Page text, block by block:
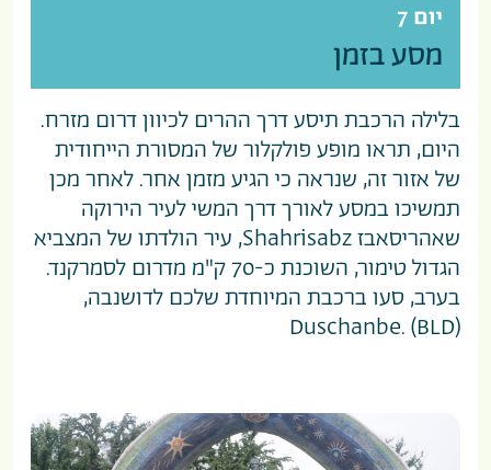
יום 7
מסע בזמן
בלילה הרכבת תיסע דרך ההרים לכיוון דרום מזרח.
היום, תראו מופע פולקלור של המסורת הייחודית
של אזור זה, שנראה כי הגיע מזמן אחר. לאחר מכן
תמשיכו במסע לאורך דרך המשי לעיר הירוקה
שאהריסאבז Shahrisabz, עיר הולדתו של המצביא
הגדול טימור, השוכנת כ-70 ק"מ מדרום לסמרקנד.
בערב, סעו ברכבת המיוחדת שלכם לדושנבה,
Duschanbe. (BLD)